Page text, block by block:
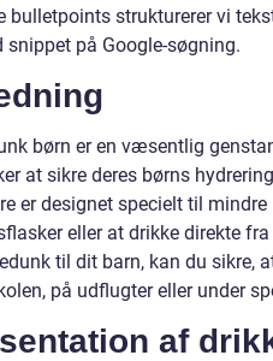
bulletpoints strukturerer vi
snippet på Google-søgning.
børn er en væsentlig
at sikre deres børns
er designet specielt til
eller at drikke direkte
til dit barn, kan du sikre,
på udflugter eller under
af